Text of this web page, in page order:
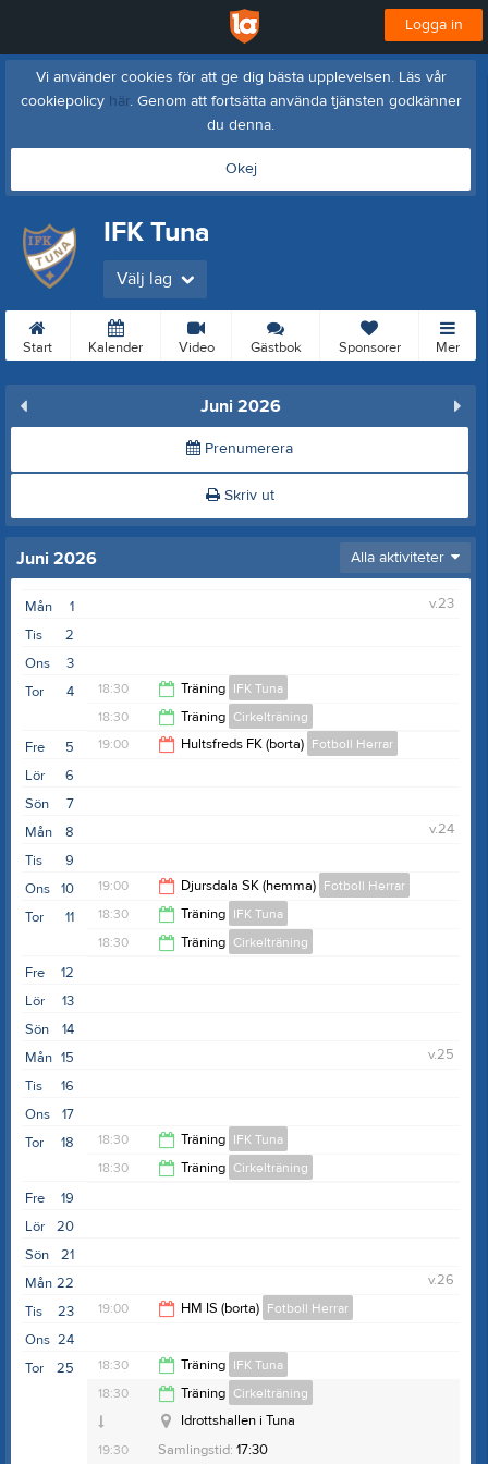
Logga in
Vi använder cookies för att ge dig bästa upplevelsen. Läs vår
cookiepolicy här. Genom att fortsätta använda tjänsten godkänner
du denna.
Okej
IFK Tuna
Välj lag
Start Kalender Video Gästbok Sponsorer Mer
Juni 2026
Prenumerera
Skriv ut
Juni 2026 Alla aktiviteter
1
Mån
v.23
2
Tis
3
Ons
4
Tor 18:30 Träning IFK Tuna
19:30
18:30 Träning Cirkelträning
5
Fre 19:00 Hultsfreds FK (borta) Fotboll Herrar
6
Lör
7
Sön
8
Mån
v.24
9
Tis
10
Ons 19:00 Djursdala SK (hemma) Fotboll Herrar
21:00
11
Tor 18:30 Träning IFK Tuna
18:30 Träning Cirkelträning
12
Fre
13
Lör
14
Sön
15
Mån
v.25
16
Tis
17
Ons
18
Tor 18:30 Träning IFK Tuna
18:30 Träning Cirkelträning
19
Fre
20
Lör
21
Sön
22
Mån
v.26
23
Tis 19:00 HM IS (borta) Fotboll Herrar
21:00
24
Ons
25
Tor 18:30 Träning IFK Tuna
19:30
Tuna idrottshall
Anteckning:Alla är välkomna!
18:30 Träning Cirkelträning
19:30
Idrottshallen i Tuna
Samlingstid: 17:30